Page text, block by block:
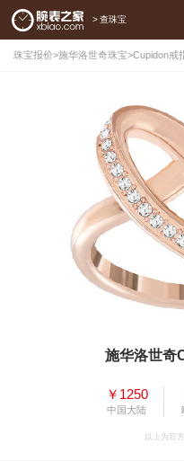
> 查珠宝
珠宝报价>施华洛世奇珠宝>Cupidon戒
施华洛世奇
￥1250
中国大陆
以上为官